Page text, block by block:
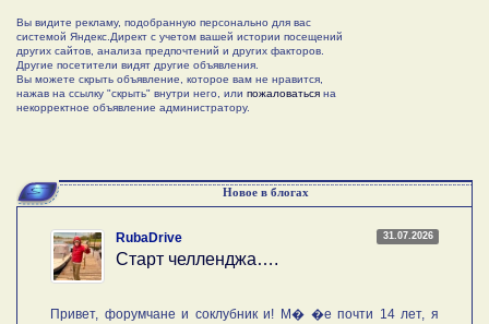
Вы видите рекламу, подобранную персонально для вас
системой Яндекс.Директ с учетом вашей истории посещений
других сайтов, анализа предпочтений и других факторов.
Другие посетители видят другие объявления.
Вы можете скрыть объявление, которое вам не нравится,
нажав на ссылку "скрыть" внутри него, или пожаловаться на
некорректное объявление администратору.
Новое в блогах
31.07.2026
RubaDrive
Старт челленджа….
Привет, форумчане и соклубник и! М� �е почти 14 лет, я